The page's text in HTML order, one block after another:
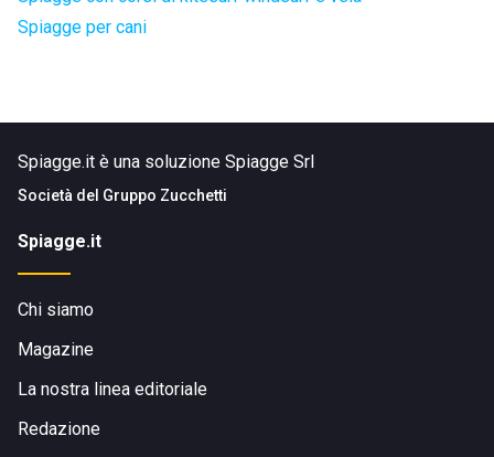
Spiagge per cani
Spiagge.it è una soluzione Spiagge Srl
Società del Gruppo Zucchetti
Spiagge.it
Chi siamo
Magazine
La nostra linea editoriale
Redazione